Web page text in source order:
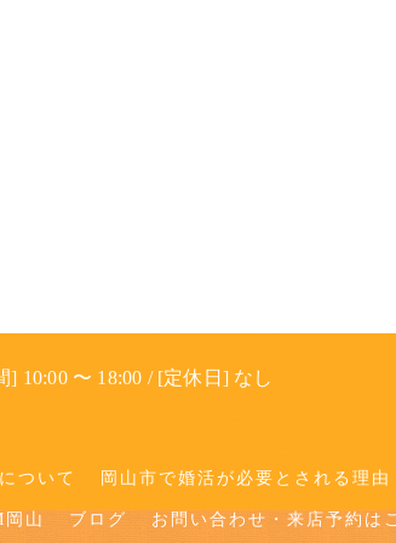
] 10:00 〜 18:00 / [定休日] なし
ついて 岡山市で婚活が必要とされる理由
岡山 ブログ お問い合わせ・来店予約は